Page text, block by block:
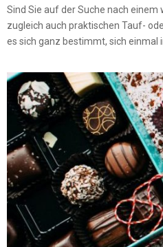
Sind Sie auf der Suche nach einem
zugleich auch praktischen Tauf-
es sich ganz bestimmt, sich einmal